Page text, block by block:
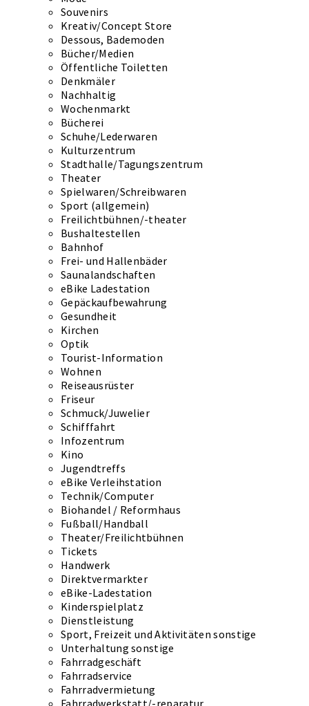
Souvenirs
Kreativ/Concept Store
Dessous, Bademoden
Bücher/Medien
Öffentliche Toiletten
Denkmäler
Nachhaltig
Wochenmarkt
Bücherei
Schuhe/Lederwaren
Kulturzentrum
Stadthalle/Tagungszentrum
Theater
Spielwaren/Schreibwaren
Sport (allgemein)
Freilichtbühnen/-theater
Bushaltestellen
Bahnhof
Frei- und Hallenbäder
Saunalandschaften
eBike Ladestation
Gepäckaufbewahrung
Gesundheit
Kirchen
Optik
Tourist-Information
Wohnen
Reiseausrüster
Friseur
Schmuck/Juwelier
Schifffahrt
Infozentrum
Kino
Jugendtreffs
eBike Verleihstation
Technik/Computer
Biohandel / Reformhaus
Fußball/Handball
Theater/Freilichtbühnen
Tickets
Handwerk
Direktvermarkter
eBike-Ladestation
Kinderspielplatz
Dienstleistung
Sport, Freizeit und Aktivitäten sonstige
Unterhaltung sonstige
Fahrradgeschäft
Fahrradservice
Fahrradvermietung
Fahrradwerkstatt/-reparatur